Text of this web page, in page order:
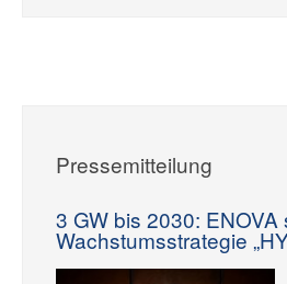
Pressemitteilung
3 GW bis 2030: ENOVA
Wachstumsstrategie